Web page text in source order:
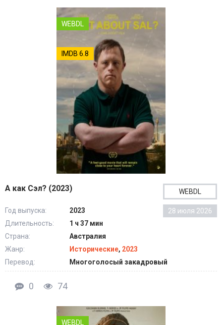
WEBDL
IMDB 6.8
А как Сэл? (2023) WEBDL
28 июля 2026
Год выпуска:
2023
Длительность:
1 ч 37 мин
Страна:
Австралия
Жанр:
Исторические, 2023
Перевод:
Многоголосый закадровый
0 74
WEBDL